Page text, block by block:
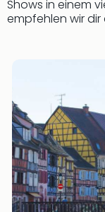
Shows in einem
empfehlen wir dir